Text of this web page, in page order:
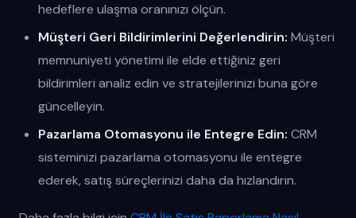
hedeflere ulaşma oranınızı ölçün.
Müşteri Geri Bildirimlerini Değerlendirin: Müşteri
memnuniyeti yönetimi ile elde ettiğiniz geri
bildirimleri analiz edin ve stratejilerinizi buna göre
güncelleyin.
Pazarlama Otomasyonu ile Entegre Edin: CRM
sisteminizi pazarlama otomasyonu ile entegre
ederek, satış süreçlerinizi daha da hızlandırın.